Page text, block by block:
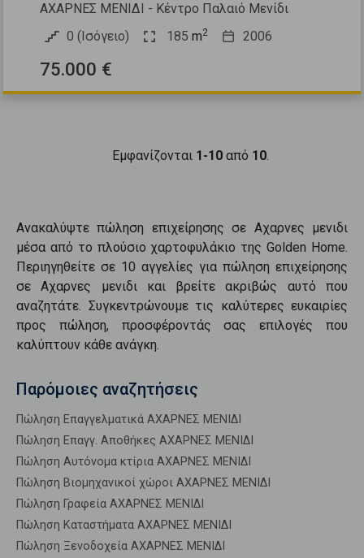
ΑΧΑΡΝΕΣ ΜΕΝΙΔΙ - Κέντρο Παλαιό Μενίδι
0 (Ισόγειο)
185 m2 2006
75.000 €
Εμφανίζονται 1-10από 10.
Ανακαλύψτεπώληση επιχείρησης σε Αχαρνες μενιδι
μέσα από το πλούσιο χαρτοφυλάκιο της Golden Home.
Περιηγηθείτε σε 10 αγγελίες για πώληση επιχείρησης
σεΑχαρνες μενιδικαι βρείτε ακριβώς αυτό που
αναζητάτε. Συγκεντρώνουμε τις καλύτερες ευκαιρίες
προς πώληση, προσφέροντάς σας επιλογές που
καλύπτουν κάθε ανάγκη.
Παρόμοιες αναζητήσεις
Πώληση Επαγγελματικά ΑΧΑΡΝΕΣ ΜΕΝΙΔΙ
Πώληση Επαγγ. Αποθήκες ΑΧΑΡΝΕΣ ΜΕΝΙΔΙ
Πώληση Αυτόνομα κτίρια ΑΧΑΡΝΕΣ ΜΕΝΙΔΙ
Πώληση Βιομηχανικοί χώροι ΑΧΑΡΝΕΣ ΜΕΝΙΔΙ
Πώληση Γραφεία ΑΧΑΡΝΕΣ ΜΕΝΙΔΙ
Πώληση Καταστήματα ΑΧΑΡΝΕΣ ΜΕΝΙΔΙ
Πώληση Ξενοδοχεία ΑΧΑΡΝΕΣ ΜΕΝΙΔΙ